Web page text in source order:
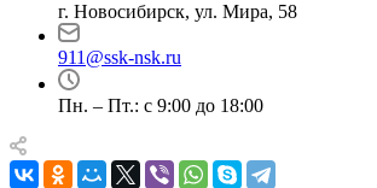
г. Новосибирск, ул. Мира, 58
911@ssk-nsk.ru
Пн. – Пт.: с 9:00 до 18:00